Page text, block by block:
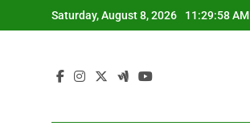
to
Saturday, August 8, 2026 11:29:59 AM